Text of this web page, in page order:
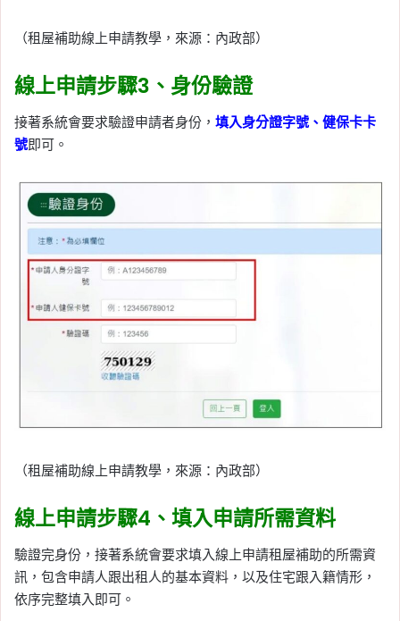
（租屋補助線上申請教學，來源：內政部）
線上申請步驟3、身份驗證
接著系統會要求驗證申請者身份， 填入身分證字號、健保卡卡
號即可。
（租屋補助線上申請教學，來源：內政部）
線上申請步驟4、填入申請所需資料
驗證完身份，接著系統會要求填入線上申請租屋補助的所需資
訊，包含申請人跟出租人的基本資料，以及住宅跟入籍情形，
依序完整填入即可。